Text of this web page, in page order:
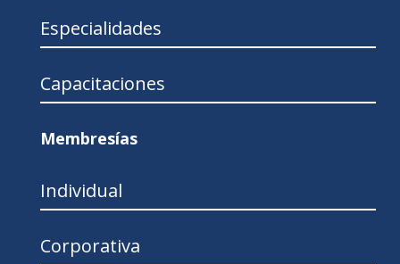
Especialidades
Capacitaciones
Membresías
Individual
Corporativa